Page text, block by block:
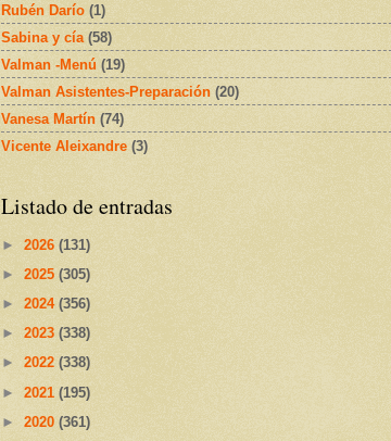
Rubén Darío (1)
Sabina y cía (58)
Valman -Menú (19)
Valman Asistentes-Preparación (20)
Vanesa Martín (74)
Vicente Aleixandre (3)
Listado de entradas
► 2026 (131)
► 2025 (305)
► 2024 (356)
► 2023 (338)
► 2022 (338)
► 2021 (195)
► 2020 (361)